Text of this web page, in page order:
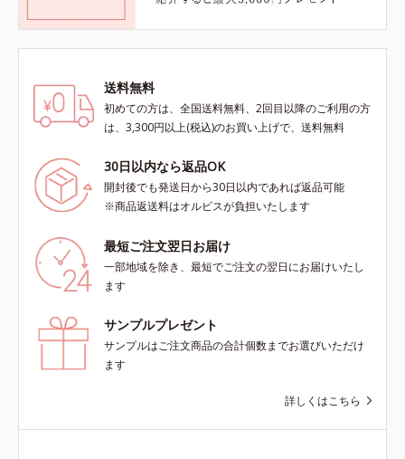
送料無料
初めての方は、全国送料無料、2回目以降のご利用の方
は、3,300円以上(税込)のお買い上げで、送料無料
30日以内なら返品OK
開封後でも発送日から30日以内であれば返品可能
※商品返送料はオルビスが負担いたします
最短ご注文翌日お届け
一部地域を除き、最短でご注文の翌日にお届けいたし
ます
サンプルプレゼント
サンプルはご注文商品の合計個数までお選びいただけ
ます
詳しくはこちら